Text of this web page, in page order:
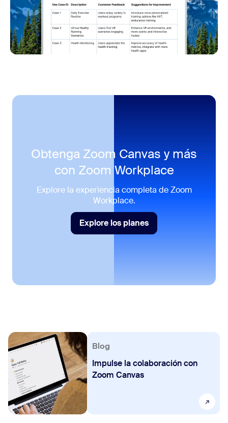
Obtenga Zoom Canvas y más
con Zoom Workplace
Explore la experiencia completa de Zoom
Workplace.
Explore los planes
Explore los planes
Blog
Impulse la colaboración con
Zoom Canvas